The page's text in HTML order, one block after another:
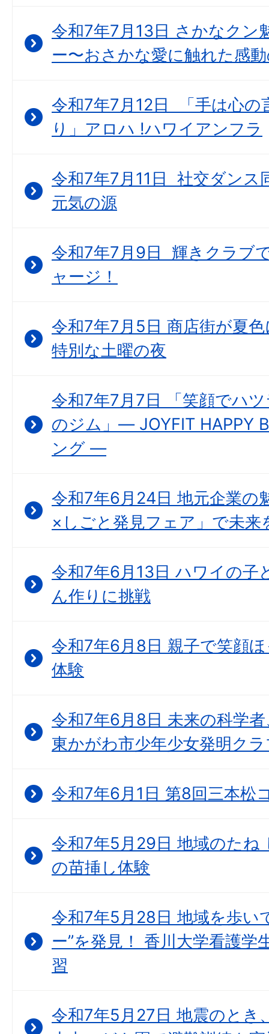
令和7年7月13日 さかなクン
ー〜おさかな愛に触れた感
令和7年7月12日 「手は心の
り」アロハ !ハワイアンフラ
令和7年7月11日 社交ダンス
元気の源
令和7年7月9日 輝きクラブ
ャージ！
令和7年7月5日 商店街が夏
特別な土曜の夜
令和7年7月7日 「笑顔でハ
のジム」― JOYFIT HAPPY
ング ―
令和7年6月24日 地元企業の
×しごと発見フェア」で未来
令和7年6月13日 ハワイの子
ん作りに挑戦
令和7年6月8日 親子で笑顔
体験
令和7年6月8日 未来の科学
東かがわ市少年少女発明ク
令和7年6月1日 第8回三本松
令和7年5月29日 地域のたね
の苗挿し体験
令和7年5月28日 地域を歩い
ー”を発見！ 香川大学看護学
習
令和7年5月27日 地震のとき